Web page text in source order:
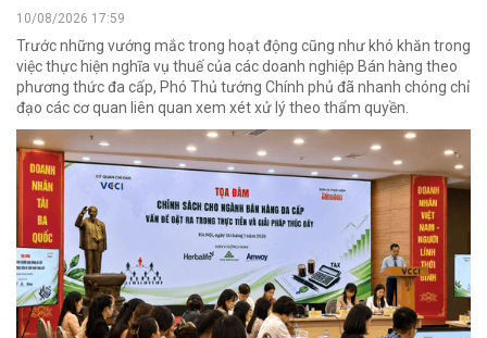
10/08/2026 17:59
Trước những vướng mắc trong hoạt động cũng như khó khăn trong
việc thực hiện nghĩa vụ thuế của các doanh nghiệp Bán hàng theo
phương thức đa cấp, Phó Thủ tướng Chính phủ đã nhanh chóng chỉ
đạo các cơ quan liên quan xem xét xử lý theo thẩm quyền.